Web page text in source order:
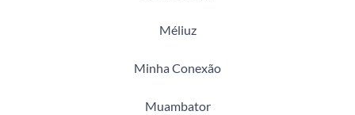
Méliuz
Minha Conexão
Muambator